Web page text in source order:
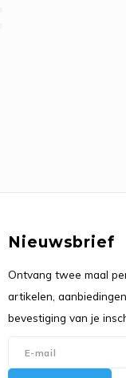
Nieuwsbrief
Ontvang twee maal
artikelen,
bevestiging van je